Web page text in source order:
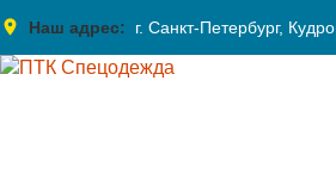
place Наш адрес: г. Санкт-Петербург,